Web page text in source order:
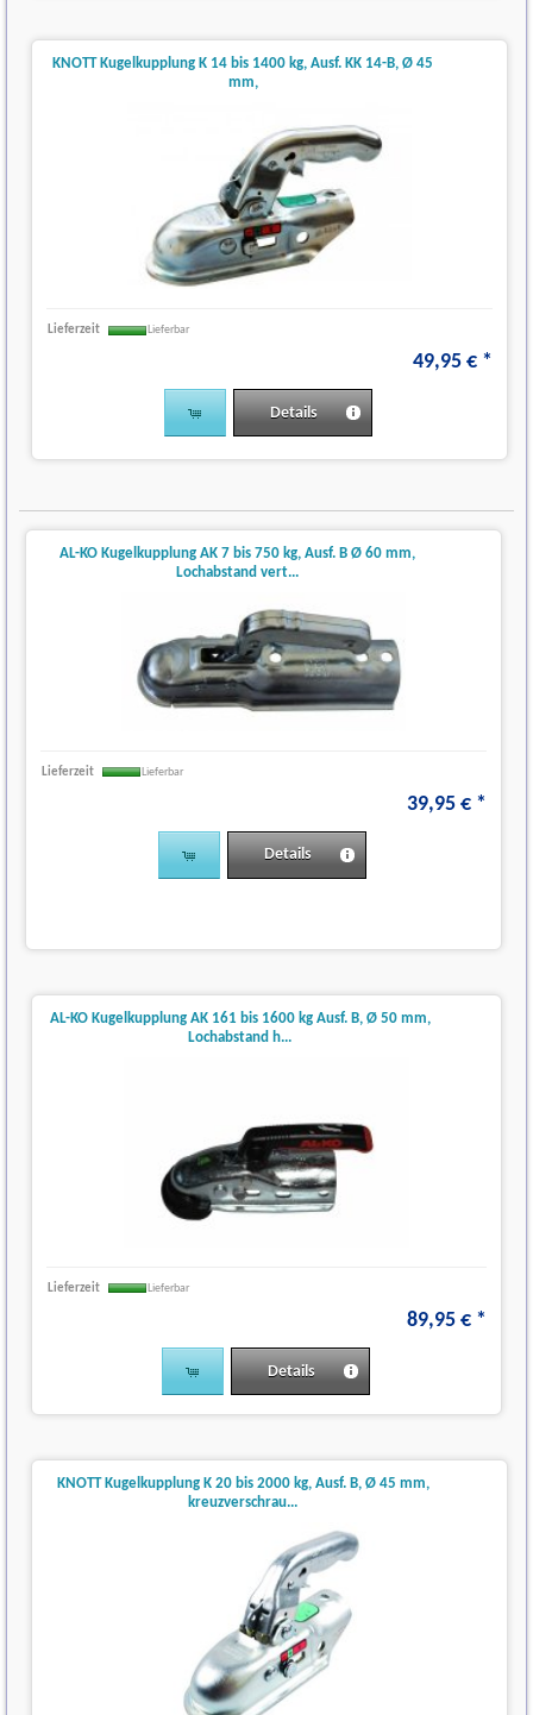
KNOTT Kugelkupplung K 14 bis 1400 kg, Ausf. KK 14-B, Ø 45
mm,
Lieferzeit Lieferbar
49,95 € *
Details
AL-KO Kugelkupplung AK 7 bis 750 kg, Ausf. B Ø 60 mm,
Lochabstand vert...
Lieferzeit Lieferbar
39,95 € *
Details
AL-KO Kugelkupplung AK 161 bis 1600 kg Ausf. B, Ø 50 mm,
Lochabstand h...
Lieferzeit Lieferbar
89,95 € *
Details
KNOTT Kugelkupplung K 20 bis 2000 kg, Ausf. B, Ø 45 mm,
kreuzverschrau...